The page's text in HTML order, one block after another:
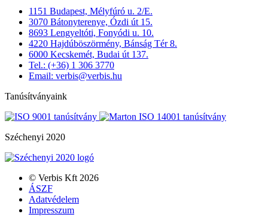
1151 Budapest, Mélyfúró u. 2/E.
3070 Bátonyterenye, Ózdi út 15.
8693 Lengyeltóti, Fonyódi u. 10.
4220 Hajdúböszörmény, Bánság Tér 8.
6000 Kecskemét, Budai út 137.
Tel.: (+36) 1 306 3770
Email: verbis@verbis.hu
Tanúsítványaink
Széchenyi 2020
© Verbis Kft 2026
ÁSZF
Adatvédelem
Impresszum